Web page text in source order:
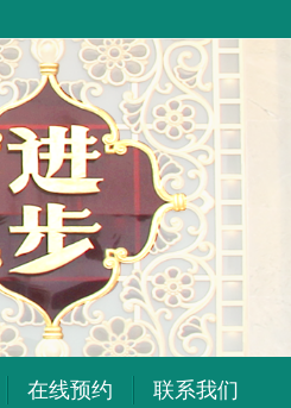
在线预约 联系我们